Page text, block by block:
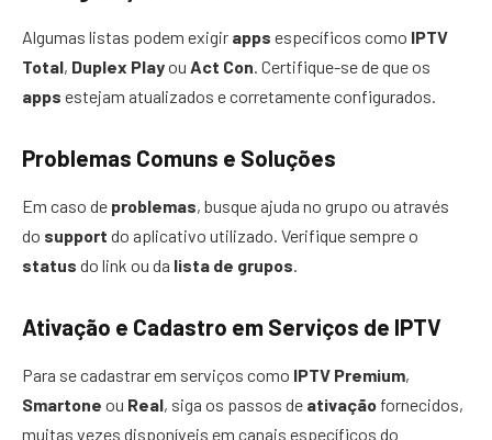
Algumas listas podem exigir apps específicos como IPTV
Total, Duplex Playou Act Con. Certifique-se de que os
apps estejam atualizados e corretamente configurados.
Problemas Comuns e Soluções
Em caso de problemas, busque ajuda no grupo ou através
do support do aplicativo utilizado. Verifique sempre o
status do link ou da lista de grupos.
Ativação e Cadastro em Serviços de IPTV
Para se cadastrar em serviços como IPTV Premium,
Smartone ou Real, siga os passos de ativação fornecidos,
muitas vezes disponíveis em canais específicos do